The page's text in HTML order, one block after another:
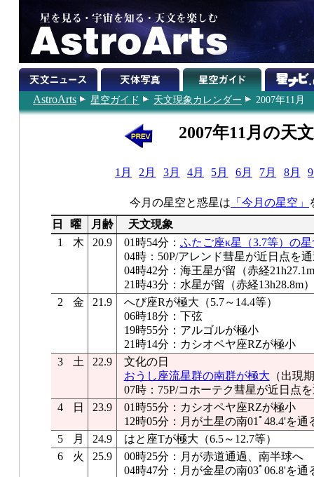
AstroArts 星空ガイド 天文現象カレンダー 2007年11月
2007年11月の天
1月 2月 3月 4月 5月 6月 7月 8月
今月の星空と惑星は 「今月の星空」
日
曜 月齢
天文現象
1
木 20.9 01時54分： ふたご座κ星（3.7等）の星
04時：50P/アレンド彗星が近日点を
04時42分：海王星が留（赤経
21時43分：水星が留（赤経13h28.8m）
2
金 21.9
へび座Rが極大（5.7～14.4等）
06時18分：下弦
19時55分：アルゴルが極小
21時14分：カシオペヤ座RZが極小
3
土 22.9
文化の日
おうし座流星群の南群が極大 （出現
07時：75P/コホーテク彗星が近日点
4
日 23.9
01時55分：カシオペヤ座RZが極小
12時05分：月が土星の南01ﾟ48.4'を通
5
月 24.9
はと座Tが極大（6.5～12.7等）
6
火 25.9
00時25分：月が赤道通過、南半球へ
04時47分：月が金星の南03ﾟ06.8'を通